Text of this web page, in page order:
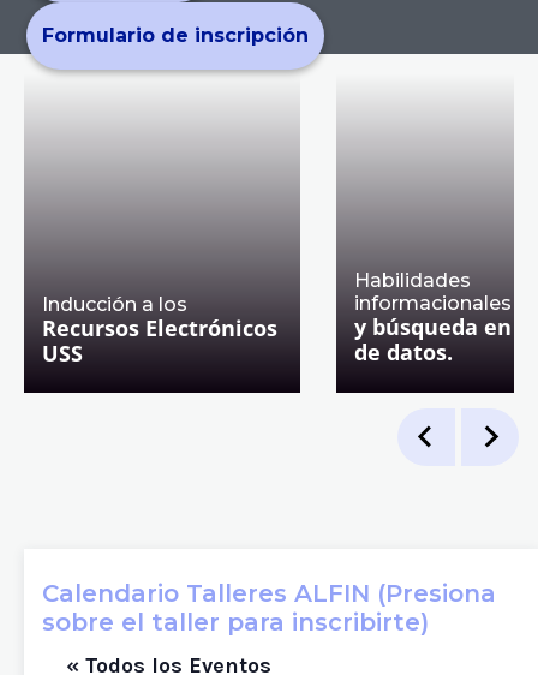
Formulario de inscripción
Inducción a los
Recursos Electrónicos
USS
Habilidades
informacionales
y búsqueda en
de datos.
Calendario Talleres ALFIN (Presiona
sobre el taller para inscribirte)
« Todos los Eventos